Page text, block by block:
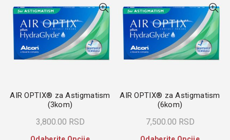
varijanti.
Opcije
mogu
biti
izabrane
na
Opcije
mogu
biti
izabrane
na
stranici
AIR OPTIX® za Astigmatism
(3kom)
3,800.00 RSD
AIR OPTIX® za Astigmatism
(6kom)
7,500.00 RSD